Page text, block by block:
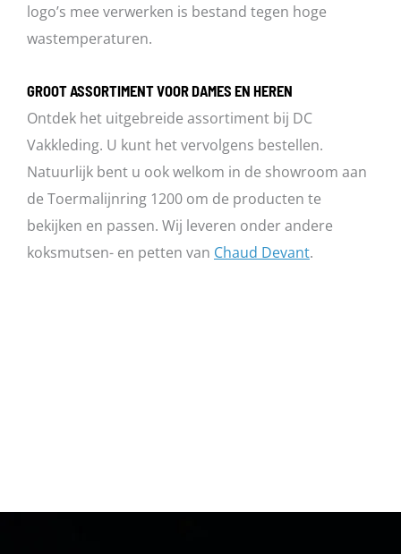
logo’s mee verwerken is bestand tegen hoge
wastemperaturen.
GROOT ASSORTIMENT VOOR DAMES EN HEREN
Ontdek het uitgebreide assortiment bij DC
Vakkleding. U kunt het vervolgens bestellen.
Natuurlijk bent u ook welkom in de showroom aan
de Toermalijnring 1200 om de producten te
bekijken en passen. Wij leveren onder andere
koksmutsen- en petten van Chaud Devant.